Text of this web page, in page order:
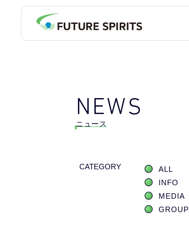
NEWS
ニュース
CATEGORY ALL
INFO
MEDIA
GROUP